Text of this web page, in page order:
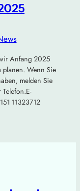
Anfang 2025
planen. Wenn Sie
melden Sie
11323712